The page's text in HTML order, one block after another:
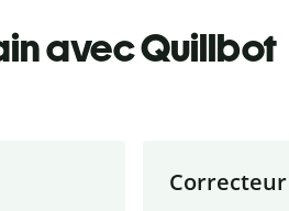
avec Quillbot